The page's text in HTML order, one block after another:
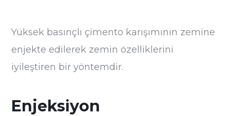
Yüksek basınçlı çimento karışımının zemine
enjekte edilerek zemin özelliklerini
iyileştiren bir yöntemdir.
Enjeksiyon